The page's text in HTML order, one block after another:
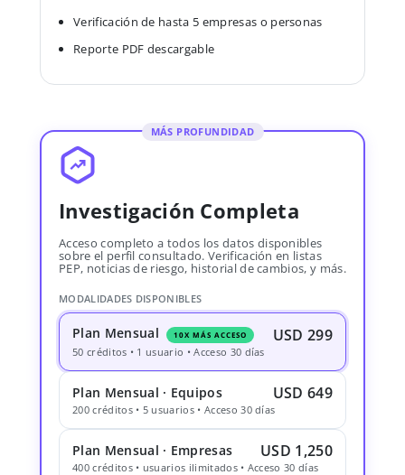
Verificación de hasta 5 empresas o personas
Reporte PDF descargable
MÁS PROFUNDIDAD
Investigación Completa
Acceso completo a todos los datos disponibles
sobre el perfil consultado. Verificación en listas
PEP, noticias de riesgo, historial de cambios, y más.
MODALIDADES DISPONIBLES
Plan Mensual 10X MÁS ACCESO USD 299
50 créditos • 1 usuario • Acceso 30 días
Plan Mensual · Equipos USD 649
200 créditos • 5 usuarios • Acceso 30 días
Plan Mensual · Empresas USD 1,250
400 créditos • usuarios ilimitados • Acceso 30 días